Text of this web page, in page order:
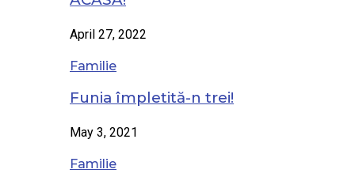
April 27, 2022
Familie
Funia împletită-n trei!
May 3, 2021
Familie